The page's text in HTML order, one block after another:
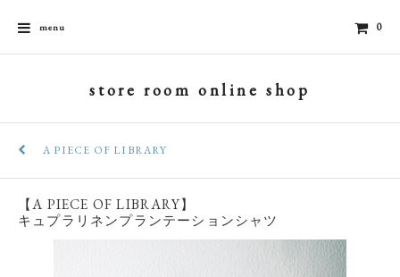
menu 0
store room online shop
A PIECE OF LIBRARY
【A PIECE OF LIBRARY】
キュプラリネンプランテーションシャツ